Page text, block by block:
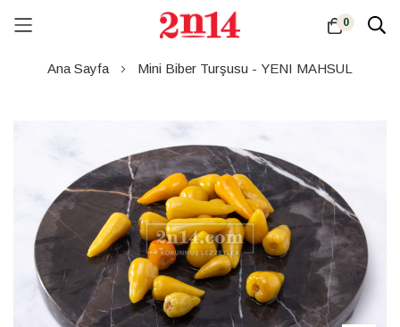
0
Ana Sayfa Mini Biber Turşusu - YENI MAHSUL
galerisinin